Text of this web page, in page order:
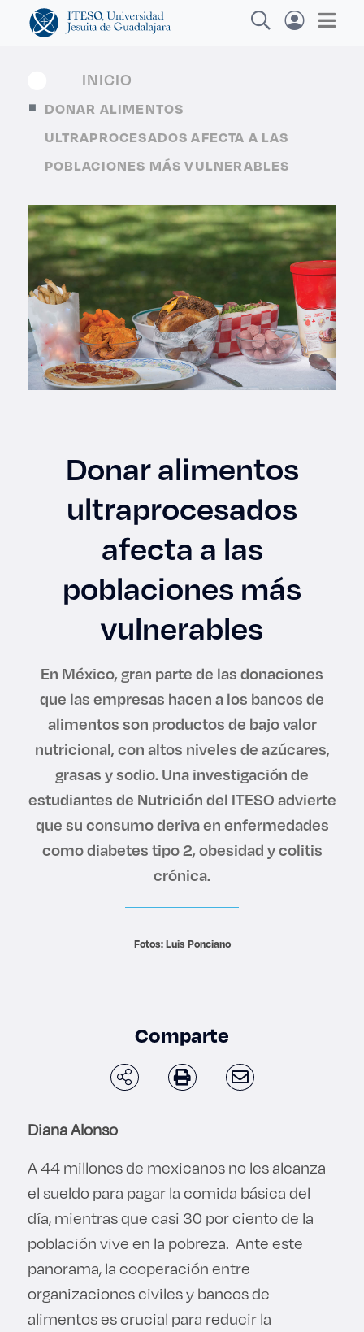
Explora sitios web, programas académicos,
actividades y noticias
Diplomados y C|
Enlaces de interés
Graduaciones
Derecho
Carreras
Derecho
Prepa ITESO
Becas
INICIO
DONAR ALIMENTOS
ULTRAPROCESADOS AFECTA A LAS
POBLACIONES MÁS VULNERABLES
Donar alimentos
ultraprocesados
afecta a las
poblaciones más
vulnerables
En México, gran parte de las donaciones
que las empresas hacen a los bancos de
alimentos son productos de bajo valor
nutricional, con altos niveles de azúcares,
grasas y sodio. Una investigación de
estudiantes de Nutrición del ITESO advierte
que su consumo deriva en enfermedades
como diabetes tipo 2, obesidad y colitis
crónica.
Fotos: Luis Ponciano
Comparte
Diana Alonso
A 44 millones de mexicanos no les alcanza
el sueldo para pagar la comida básica del
día, mientras que casi 30 por ciento de la
población vive en la pobreza. Ante este
panorama, la cooperación entre
organizaciones civiles y bancos de
alimentos es crucial para reducir la